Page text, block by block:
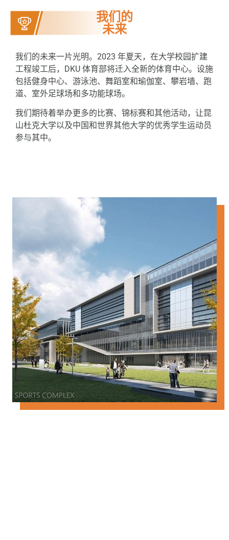
我们的
未来
我们的未来一片光明。2023 年夏天，在大学校园扩建
工程竣工后，DKU 体育部将迁入全新的体育中心。设施
包括健身中心、游泳池、舞蹈室和瑜伽室、攀岩墙、跑
道、室外足球场和多功能球场。
我们期待着举办更多的比赛、锦标赛和其他活动，让昆
山杜克大学以及中国和世界其他大学的优秀学生运动员
参与其中。